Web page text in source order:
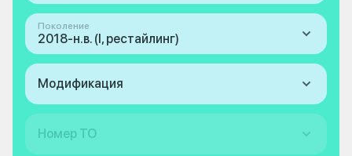
Поколение
2018-н.в. (I, рестайлинг)
Модификация
Номер ТО